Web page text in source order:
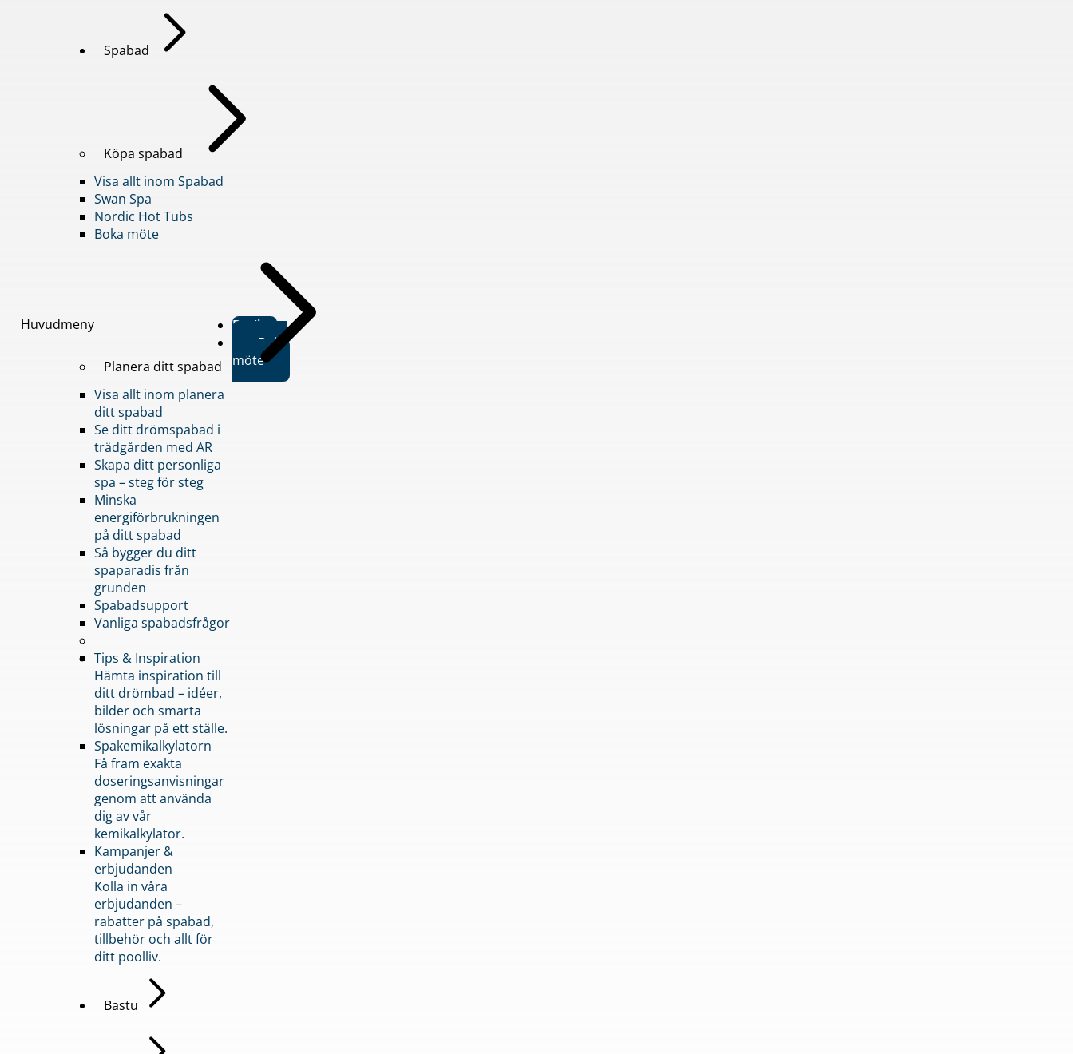
Huvudmeny
Spabad
Köpa spabad
Visa allt inom Spabad
Swan Spa
Nordic Hot Tubs
Boka möte
Planera ditt spabad
Visa allt inom planera
ditt spabad
Se ditt drömspabad i
trädgården med AR
Skapa ditt personliga
spa – steg för steg
Minska
energiförbrukningen
på ditt spabad
Så bygger du ditt
spaparadis från
grunden
Spabadsupport
Vanliga spabadsfrågor
Tips & Inspiration
Hämta inspiration till
ditt drömbad – idéer,
bilder och smarta
lösningar på ett ställe.
Spakemikalkylatorn
Få fram exakta
doseringsanvisningar
genom att använda
dig av vår
kemikalkylator.
Kampanjer &
erbjudanden
Kolla in våra
erbjudanden –
rabatter på spabad,
tillbehör och allt för
ditt poolliv.
Bastu
Butiker
Boka
möte